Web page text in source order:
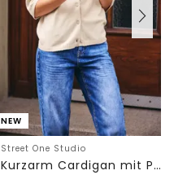
NEW
Street One Studio
Kurzarm Cardigan mit Polokragen